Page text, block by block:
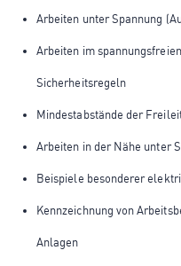
Arbeiten unter Spannung
Arbeiten im
Sicherheitsregeln
Mindestabstände der
Arbeiten in der Nähe unter
Beispiele besonderer
Kennzeichnung von
Anlagen